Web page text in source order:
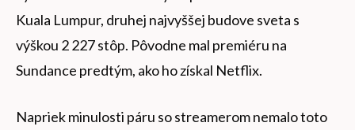
Kuala Lumpur, druhej najvyššej budove sveta s
výškou 2 227 stôp. Pôvodne mal premiéru na
Sundance predtým, ako ho získal Netflix.
Napriek minulosti páru so streamerom nemalo toto